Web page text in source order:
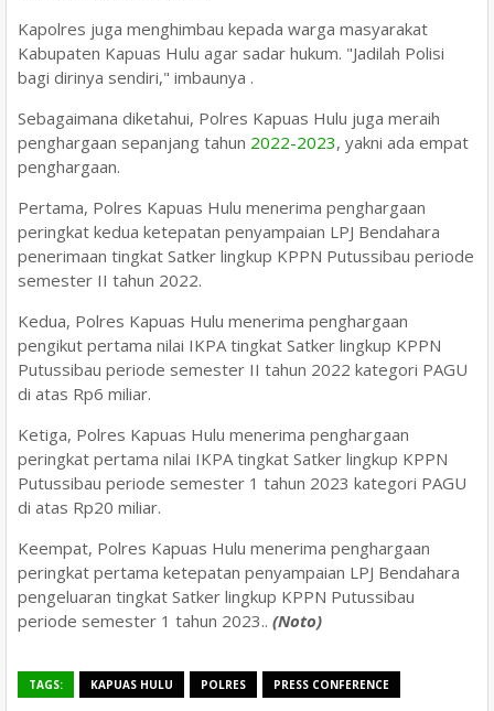
Kapolres juga menghimbau kepada warga masyarakat
Kabupaten Kapuas Hulu agar sadar hukum. "Jadilah Polisi
bagi dirinya sendiri," imbaunya .
Sebagaimana diketahui, Polres Kapuas Hulu juga meraih
penghargaan sepanjang tahun 2022-2023, yakni ada empat
penghargaan.
Pertama, Polres Kapuas Hulu menerima penghargaan
peringkat kedua ketepatan penyampaian LPJ Bendahara
penerimaan tingkat Satker lingkup KPPN Putussibau periode
semester II tahun 2022.
Kedua, Polres Kapuas Hulu menerima penghargaan
pengikut pertama nilai IKPA tingkat Satker lingkup KPPN
Putussibau periode semester II tahun 2022 kategori PAGU
di atas Rp6 miliar.
Ketiga, Polres Kapuas Hulu menerima penghargaan
peringkat pertama nilai IKPA tingkat Satker lingkup KPPN
Putussibau periode semester 1 tahun 2023 kategori PAGU
di atas Rp20 miliar.
Keempat, Polres Kapuas Hulu menerima penghargaan
peringkat pertama ketepatan penyampaian LPJ Bendahara
pengeluaran tingkat Satker lingkup KPPN Putussibau
periode semester 1 tahun 2023.. (Noto)
TAGS: KAPUAS HULU POLRES PRESS CONFERENCE